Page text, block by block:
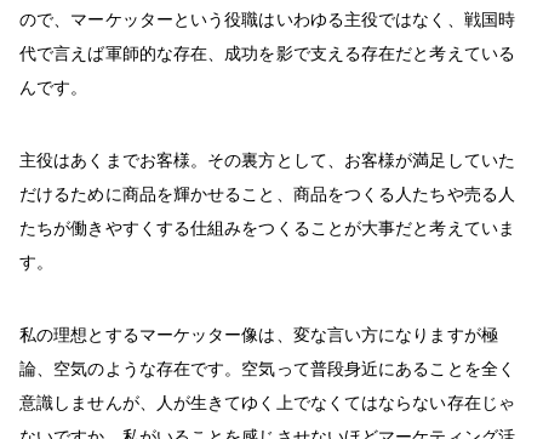
ので、マーケッターという役職はいわゆる主役ではなく、戦国時
代で言えば軍師的な存在、成功を影で支える存在だと考えている
んです。
主役はあくまでお客様。その裏方として、お客様が満足していた
だけるために商品を輝かせること、商品をつくる人たちや売る人
たちが働きやすくする仕組みをつくることが大事だと考えていま
す。
私の理想とするマーケッター像は、変な言い方になりますが極
論、空気のような存在です。空気って普段身近にあることを全く
意識しませんが、人が生きてゆく上でなくてはならない存在じゃ